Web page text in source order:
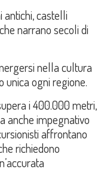
castelli
narrano secoli di
nella cultura
unica ogni regione.
i 400.000 metri,
anche impegnativo
affrontano
richiedono